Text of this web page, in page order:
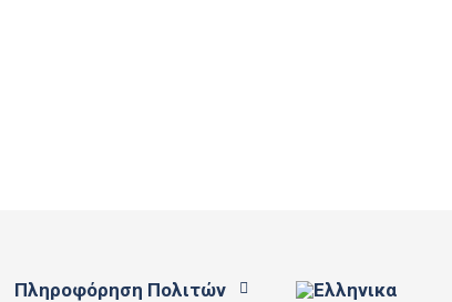
Πληροφόρηση Πολιτών